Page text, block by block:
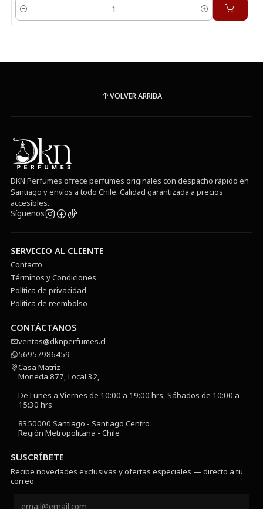
Cantidad
VOLVER ARRIBA
DKN Perfumes ofrece perfumes originales con despacho rápido en
Santiago y envíos a todo Chile. Calidad garantizada a precios
accesibles.
Síguenos
SERVICIO AL CLIENTE
Contacto
Términos y Condiciones
Política de privacidad
Política de reembolso
CONTÁCTANOS
ventas@dknperfumes.cl
56957986459
Casa Matriz
Moneda 877, Local 32,
De Lunes a Viernes de 10:00 a 19:00 hrs, Sábados de 10:00 a
15:30 hrs
8350000 Santiago - Santiago Centro
Región Metropolitana - Chile
SUSCRÍBETE
Recibe novedades exclusivas y ofertas especiales — directo a tu
correo.